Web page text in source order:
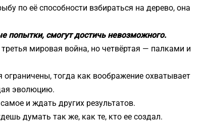
по её способности взбираться на дерево, она
попытки, смогут достичь невозможного.
мировая война, но четвёртая — палками и
тогда как воображение охватывает
эволюцию.
и ждать других результатов.
думать так же, как те, кто ее создал.